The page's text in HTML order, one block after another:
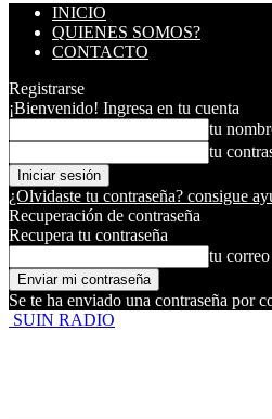
INICIO
QUIENES SOMOS?
CONTACTO
Registrarse
¡Bienvenido! Ingresa en tu cuenta
tu
tu
¿Olvidaste tu contraseña? consigue
Recuperación de contraseña
Recupera tu contraseña
tu
Se te ha enviado una contraseña por
SUIN RADIO